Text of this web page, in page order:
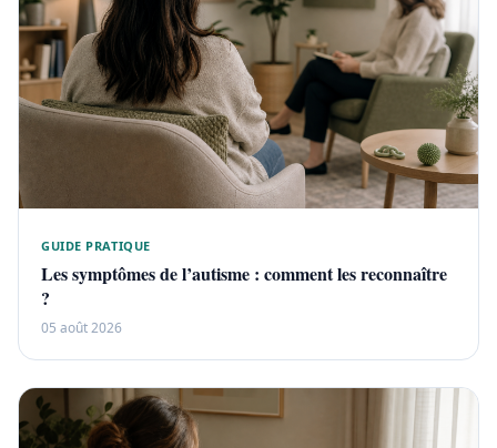
GUIDE PRATIQUE
Les symptômes de l’autisme : comment les reconnaître
?
05 août 2026